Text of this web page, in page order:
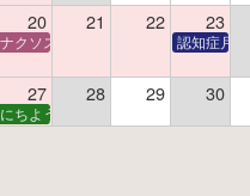
むおはなしと映画の会
むおはなしと映画の会
20 21 22 23
ナクソス音楽会 第6回 宇宙を感じるク
認知症月
27 28 29 30
にちようえほん